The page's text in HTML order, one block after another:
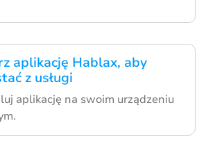
aplikację Hablax, aby
z usługi
aplikację na swoim urządzeniu